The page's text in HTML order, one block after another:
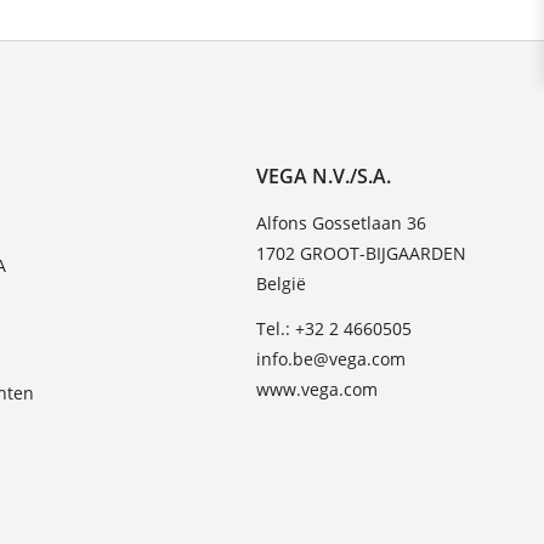
VEGA N.V./S.A.
Alfons Gossetlaan 36
1702 GROOT-BIJGAARDEN
België
Tel.: +32 2 4660505
info.be@vega.com
www.vega.com